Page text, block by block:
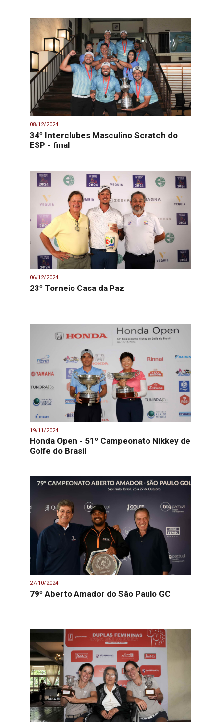
08/12/2024
34º Interclubes Masculino Scratch do
ESP - final
06/12/2024
23º Torneio Casa da Paz
19/11/2024
Honda Open - 51º Campeonato Nikkey de
Golfe do Brasil
27/10/2024
79º Aberto Amador do São Paulo GC